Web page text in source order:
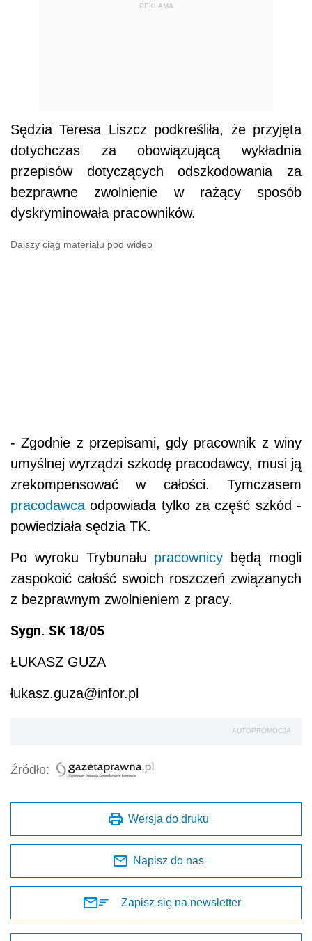
REKLAMA
Sędzia Teresa Liszcz podkreśliła, że przyjęta
dotychczas za obowiązującą wykładnia
przepisów dotyczących odszkodowania za
bezprawne zwolnienie w rażący sposób
dyskryminowała pracowników.
Dalszy ciąg materiału pod wideo
- Zgodnie z przepisami, gdy pracownik z winy
umyślnej wyrządzi szkodę pracodawcy, musi ją
zrekompensować w całości. Tymczasem
pracodawcaodpowiada tylko za część szkód -
powiedziała sędzia TK.
Po wyroku Trybunału pracownicy będą mogli
zaspokoić całość swoich roszczeń związanych
z bezprawnym zwolnieniem z pracy.
Sygn. SK 18/05
ŁUKASZ GUZA
łukasz.guza@infor.pl
AUTOPROMOCJA
Źródło:
Wersja do druku
Napisz do nas
Zapisz się na newsletter